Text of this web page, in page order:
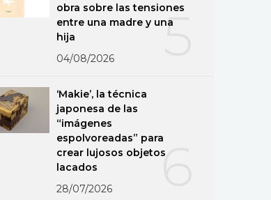
5
obra sobre las tensiones
entre una madre y una
hija
04/08/2026
6
‘Makie’, la técnica
japonesa de las
“imágenes
espolvoreadas” para
crear lujosos objetos
lacados
28/07/2026